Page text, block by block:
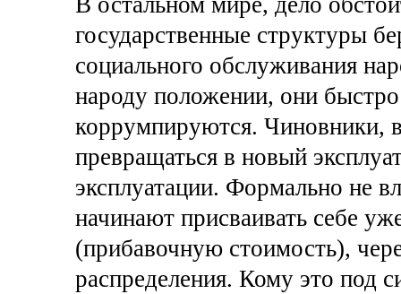
государственные структуры
социального обслуживания
народу положении, они
коррумпируются. Чиновники,
превращаться в новый
эксплуатации. Формально не
начинают присваивать себе
(прибавочную стоимость),
распределения. Кому это под